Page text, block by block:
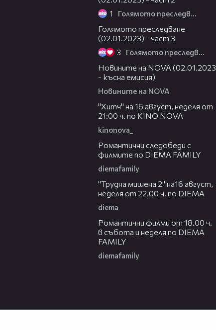
1 Голямото преследване
Голямото преследване
(02.01.2023) - част 3
3 Голямото преследване
Новините на NOVA (02.01.2023
- късна емисия)
Новините на NOVA
"Хитч" на 16 август, неделя от
21:00 ч. по KINO NOVA
kinonova_
Романтични следобеди с
филмите по DIEMA FAMILY
diemafamily
"Трудна мишена 2" на16 август,
неделя от 22.00 ч. по DIEMA
diema
Романтични филми от 18.00 ч.
в събота и неделя по DIEMA
FAMILY
diemafamily